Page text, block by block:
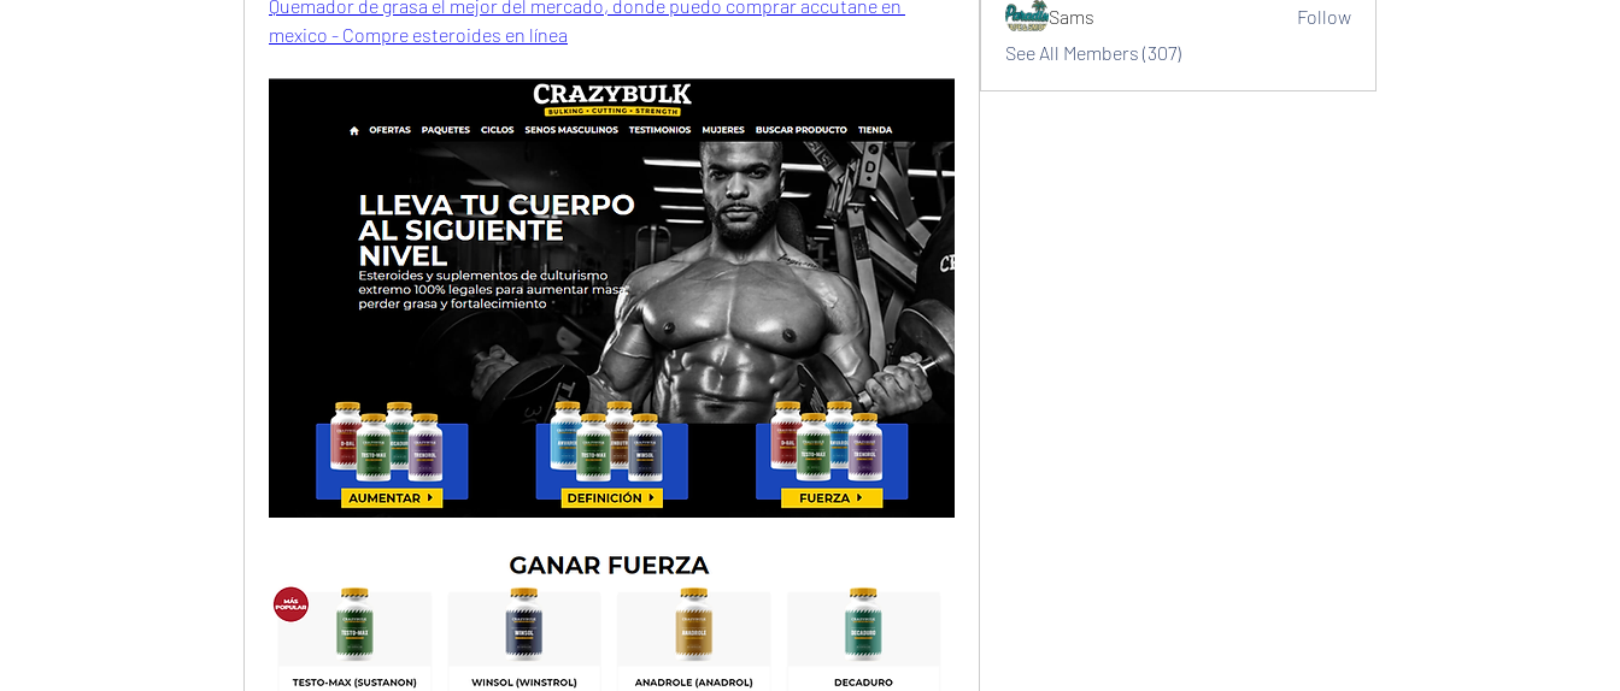
Quemador de grasa el mejor del mercado, donde puedo comprar accutane en
mexico - Compre esteroides en línea
Sams
Follow
See All Members (307)